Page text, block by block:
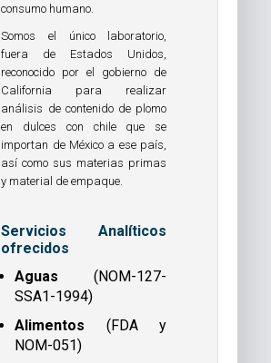
consumo humano.
Somos el único laboratorio,
fuera de Estados Unidos,
reconocido por el gobierno de
California para realizar
análisis de contenido de plomo
en dulces con chile que se
importan de México a ese país,
así como sus materias primas
y material de empaque.
Servicios Analíticos
ofrecidos
Aguas (NOM-127-
SSA1-1994)
Alimentos (FDA y
NOM-051)